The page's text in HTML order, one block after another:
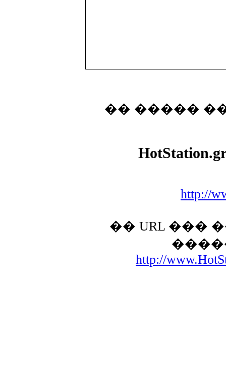
�� �����
http://
�� URL
http://